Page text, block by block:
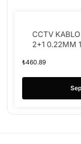
CCTV
2+1 0.22MM
₺460.89